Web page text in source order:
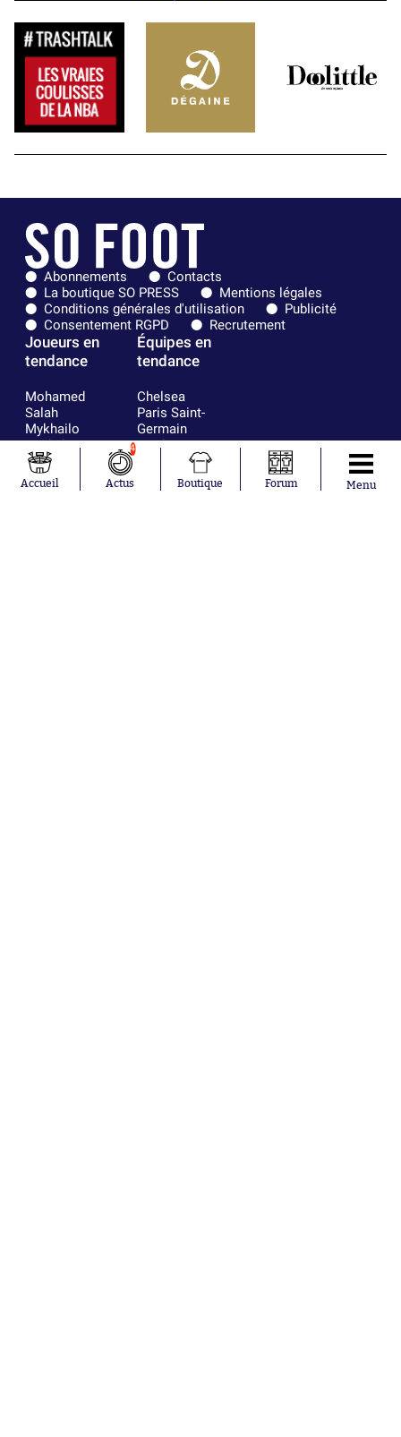
Abonnements
Contacts
La boutique SO PRESS
Mentions légales
Conditions générales d'utilisation
Publicité
Consentement RGPD
Recrutement
Joueurs en
tendance
Mohamed
Salah
Mykhailo
Mudryk
Neymar
Khalis Merah
Loïs Openda
Équipes en
tendance
Chelsea
Paris Saint-
Germain
Bordeaux
Olympique
lyonnais
FIFA
Accueil
4
Actus Boutique Forum Menu